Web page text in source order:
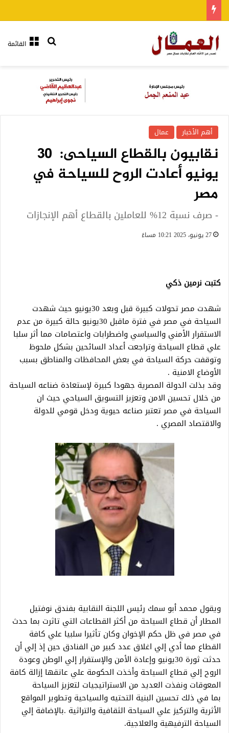
القائمةبحث عن
أهم الأخبار عمال
نقابيون بالقطاع السياحى: 30
يونيو أعادت الروح للسياحة في
مصر
- صرف نسبة 12% للعاملين بالقطاع أهم الإنجازات
27 يونيو، 2025 10:21 مساءً
كتبت نرمين ذكي
شهدت مصر تحولات كبيرة قبل وبعد 30يونيو حيث شهدت
السياحة في مصر في فترة ماقبل 30يونيو حالة كبيرة من عدم
الاستقرار الأمني والسياسي واضطرابات واعتصامات مما أثر سلبا
علي قطاع السياحة وتراجعت أعداد السائحين بشكل ملحوظ
وتوقفت حركة السياحة في بعض المحافظات والمناطق بسبب
الأوضاع الامنية .
وقد بذلت الدولة المصرية جهودا كبيرة لإستعادة ضناعه السياحة
من خلال تحسين الامن وتعزيز التسويق السياحي حيث ان
السياحة في مصر تعتبر صناعه حيوية ودخل قومي للدولة
والاقتصاد المصري .
ويقول محمد أبو سمك رئيس اللجنة النقابية بفندق نوفتيل
المطار أن قطاع السياحة من أكثر القطاعات التي تاثرت بما حدث
في مصر في ظل حكم الإخوان وكان تأثيرا سلبيا علي كافة
القطاع مما أدي إلي اغلاق عدد كبير من الفنادق حين إذ إلي أن
حدثت ثورة 30يونيو وإعادة الأمن والإستقرار إلي الوطن وعودة
الروح إلي قطاع السياحة وأخذت الحكومة علي عاتقها إزالة كافة
المعوقات ونفذت العديد من الاستراتيجيات لتعزيز السياحة
بما في ذلك تحسين البنية التحتيه والسياحية وتطوير المواقع
الأثرية والتركيز علي السياحة الثقافية والتراثية .بالإضافة إلي
السياحة الترفيهية والعلاجية.